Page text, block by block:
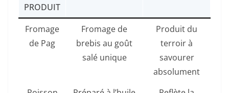
PRODUIT
Fromage
de Pag
Fromage de
brebis au goût
salé unique
Produit du
terroir à
savourer
absolument